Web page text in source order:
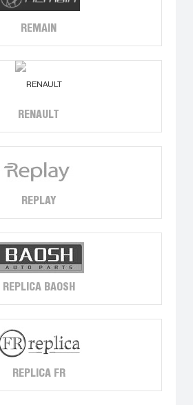
REMAIN
RENAULT
REPLAY
REPLICA BAOSH
REPLICA FR